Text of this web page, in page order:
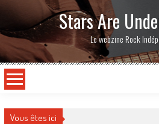
Stars Are
Le webzine Rock
Vous êtes ici